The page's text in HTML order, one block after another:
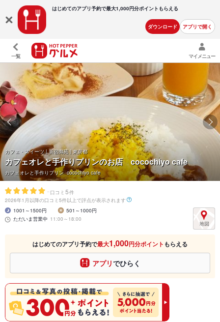
はじめてのアプリ予約で最大1,000円分ポイントもらえる
ダウンロード アプリで開く
一覧 マイメニュー
カフェ・スイーツ | 新宿御苑 | 東京都
カフェオレと手作りプリンのお店 cocochiyo cafe
カフェオレと手作りプリン cocochiyo cafe
- 口コミ 5件
2026年1月以降の口コミ5件以上で評点が表示されます
1001～1500円
501～1000円
ただいま営業中 11:00～18:00
はじめてのアプリ予約で最大1,000円分ポイント もらえる
アプリでひらく